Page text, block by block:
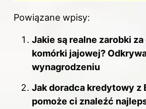
Powiązane wpisy:
Jakie są realne zarobki za
komórki jajowej?
wynagrodzeniu
Jak doradca kredytowy z
pomoże ci znaleźć